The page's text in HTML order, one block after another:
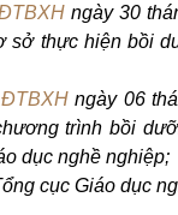
ngày 30
sở thực hiện bồi
ngày 06
trình bồi
dục nghề nghiệp;
cục Giáo dục